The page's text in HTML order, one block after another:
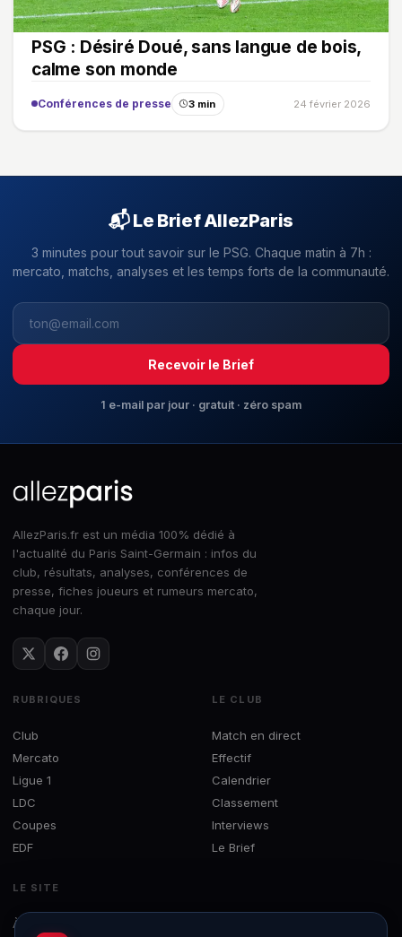
PSG : Désiré Doué, sans langue de bois,
calme son monde
Conférences de presse 3 min 24 février 2026
📬 Le Brief AllezParis
3 minutes pour tout savoir sur le PSG. Chaque matin à 7h :
mercato, matchs, analyses et les temps forts de la communauté.
Recevoir le Brief
1 e-mail par jour · gratuit · zéro spam
AllezParis.fr est un média 100% dédié à
l'actualité du Paris Saint-Germain : infos du
club, résultats, analyses, conférences de
presse, fiches joueurs et rumeurs mercato,
chaque jour.
RUBRIQUES
Club
Mercato
Ligue 1
LDC
Coupes
EDF
LE CLUB
Match en direct
Effectif
Calendrier
Classement
Interviews
Le Brief
LE SITE
À propos